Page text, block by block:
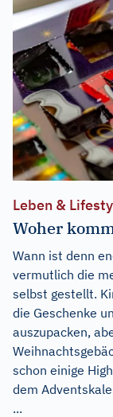
Leben &
Woher
Wann ist denn
vermutlich die
selbst gestellt.
die Geschenke
auszupacken,
schon einige
dem
...